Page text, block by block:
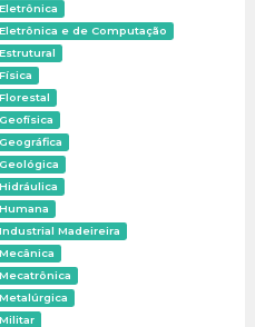
e de Computação
Madeireira